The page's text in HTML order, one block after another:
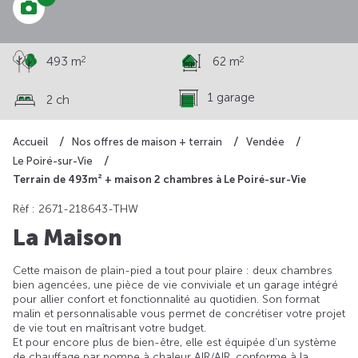
Accueil Nos offres de maison + terrain
Vendée
Le Poiré-sur-Vie
Terrain de 493m² + maison 2 chambres à Le Poiré-sur-Vie
493 m2 62 m2
2 ch 1 garage
Rèf : 2671-218643-THW
La Maison
Cette maison de plain-pied a tout pour plaire : deux chambres
bien agencées, une pièce de vie conviviale et un garage intégré
pour allier confort et fonctionnalité au quotidien. Son format
malin et personnalisable vous permet de concrétiser votre projet
de vie tout en maîtrisant votre budget.
Et pour encore plus de bien-être, elle est équipée d’un système